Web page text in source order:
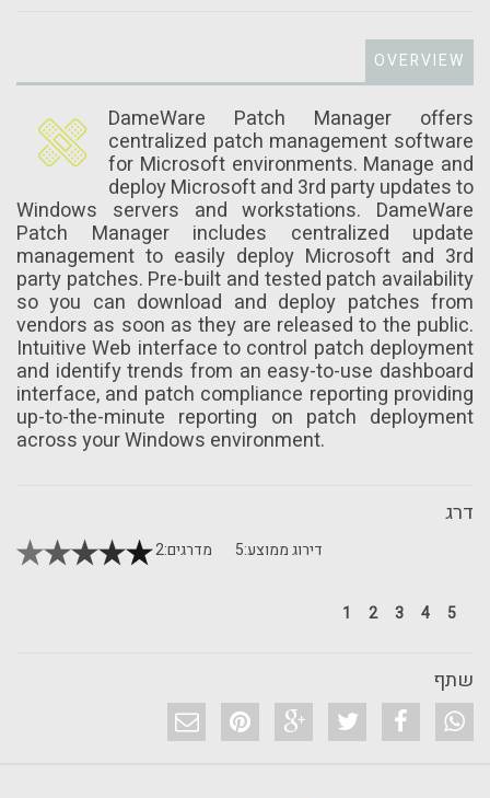
OVERVIEW
DameWare Patch Manager offers
centralized patch management software
for Microsoft environments. Manage and
deploy Microsoft and 3rd party updates to
Windows servers and workstations. DameWare
Patch Manager includes centralized update
management to easily deploy Microsoft and 3rd
party patches. Pre-built and tested patch availability
so you can download and deploy patches from
vendors as soon as they are released to the public.
Intuitive Web interface to control patch deployment
and identify trends from an easy-to-use dashboard
interface, and patch compliance reporting providing
up-to-the-minute reporting on patch deployment
across your Windows environment.
דרג
דירוג ממוצע:5 מדרגים:2
5
4
3
2
1
שתף